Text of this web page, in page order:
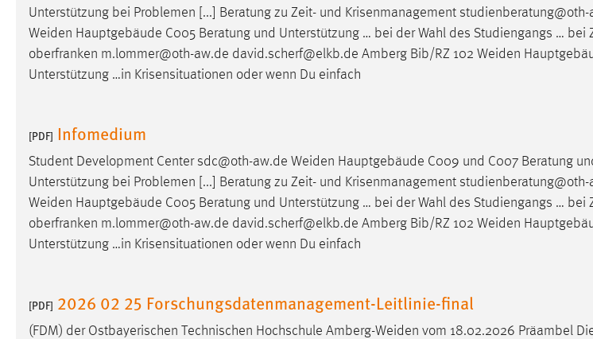
Unterstützung bei Problemen [...] Beratung zu Zeit- und Krisenmanagement
Weiden Hauptgebäude C005 Beratung und Unterstützung … bei der Wahl des Studiengangs … bei
oberfranken m.lommer@oth-aw.de david.scherf@elkb.de Amberg Bib/RZ 102 Weiden
Unterstützung …in Krisensituationen oder wenn Du einfach
[PDF] Infomedium
Student Development Center sdc@oth-aw.de Weiden Hauptgebäude C009 und C007 Beratung
Unterstützung bei Problemen [...] Beratung zu Zeit- und Krisenmanagement
Weiden Hauptgebäude C005 Beratung und Unterstützung … bei der Wahl des Studiengangs … bei
oberfranken m.lommer@oth-aw.de david.scherf@elkb.de Amberg Bib/RZ 102 Weiden
Unterstützung …in Krisensituationen oder wenn Du einfach
[PDF] 2026 02 25 Forschungsdatenmanagement-Leitlinie-final
(FDM) der Ostbayerischen Technischen Hochschule Amberg-Weiden vom 18.02.2026 Präambel